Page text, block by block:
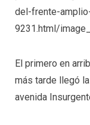
El primero en
más tarde llegó
avenida